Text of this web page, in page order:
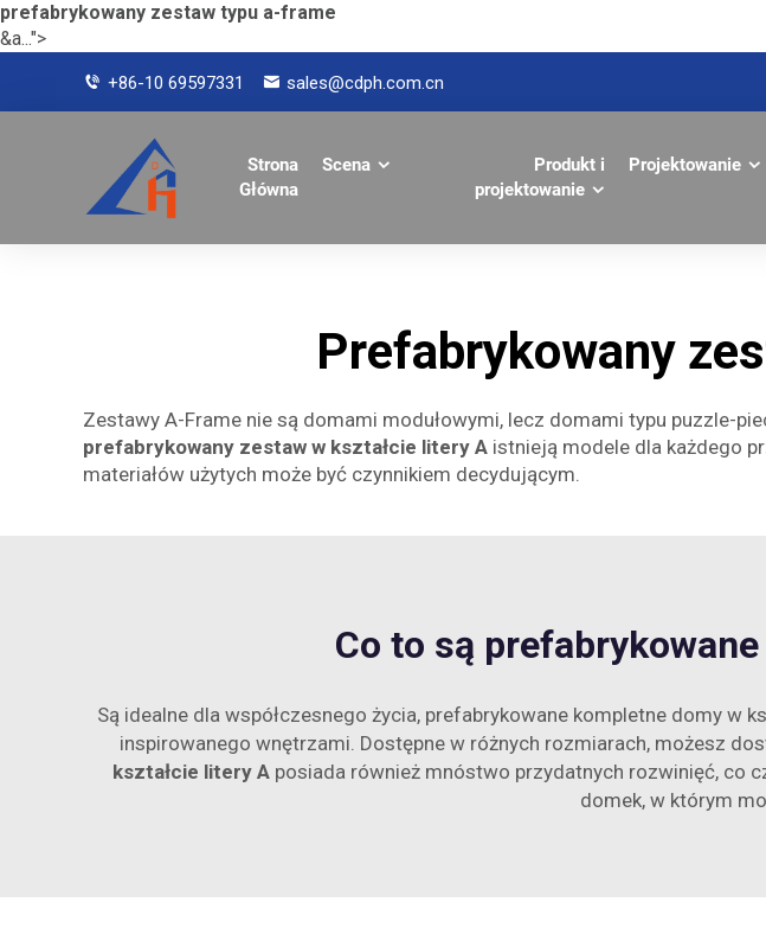
prefabrykowany zestaw typu a-frame
&a...">
+86-10 69597331 sales@cdph.com.cn
Strona
Główna
Scena
Produkt i
projektowanie
Projektowanie
Prefabrykowany
Zestawy A-Frame nie są domami modułowymi, lecz domami typu puzzle-
prefabrykowany zestaw w kształcie litery A istnieją modele dla każdego
materiałów użytych może być czynnikiem decydującym.
Co to są
Są idealne dla współczesnego życia, prefabrykowane kompletne domy
inspirowanego wnętrzami. Dostępne w różnych rozmiarach, możesz
kształcie litery A posiada również mnóstwo przydatnych rozwinięć, co
domek, w którym